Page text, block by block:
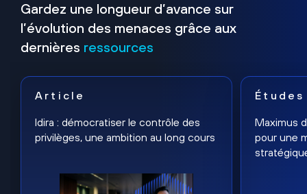
Gardez une longueur d’avance sur
l’évolution des menaces grâce aux
dernières ressources
Article
Idira : démocratiser le contrôle des
privilèges, une ambition au long cours
Études
Maximus
pour une